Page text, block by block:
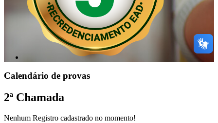
Calendário de provas
2ª Chamada
Nenhum Registro cadastrado no momento!